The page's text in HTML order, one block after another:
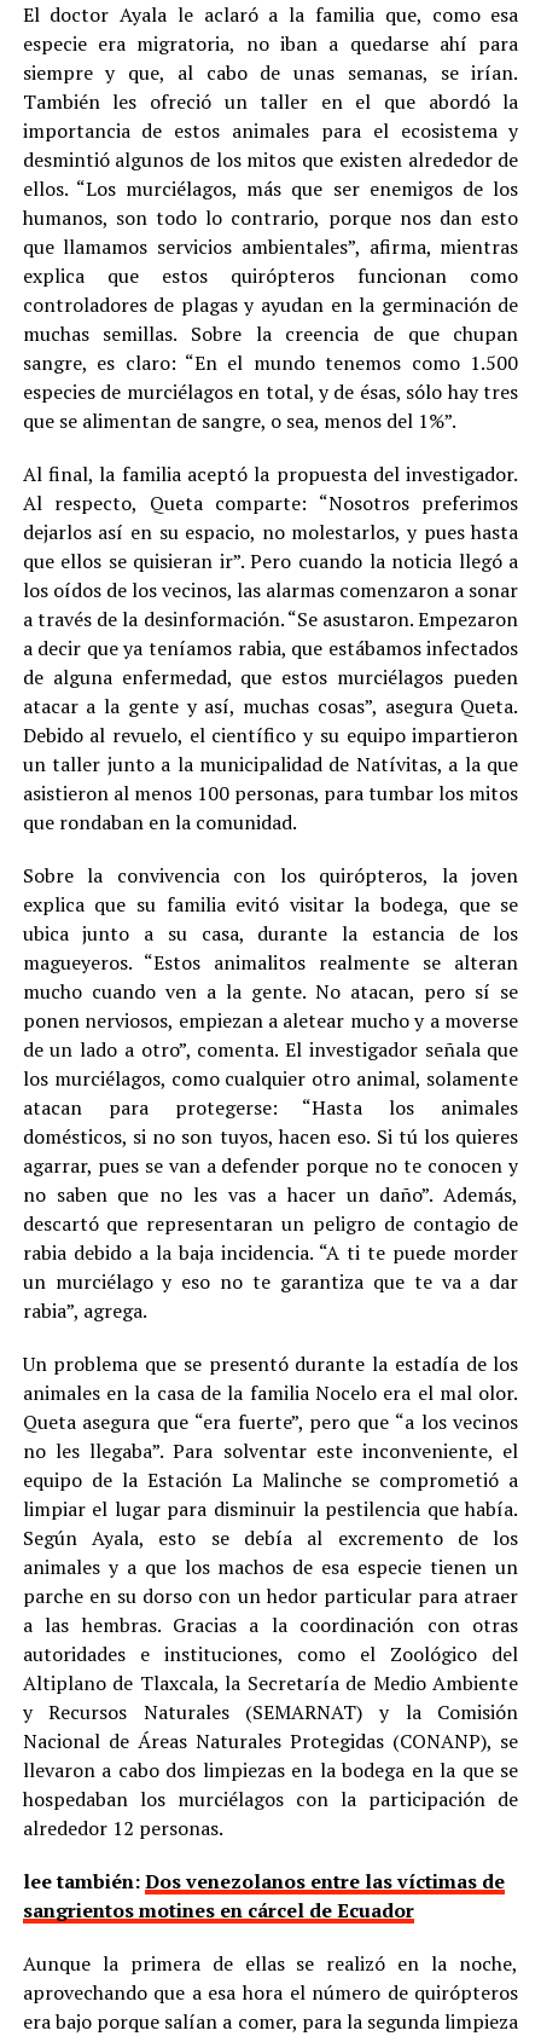
El doctor Ayala le aclaró a la familia que, como esa
especie era migratoria, no iban a quedarse ahí para
siempre y que, al cabo de unas semanas, se irían.
También les ofreció un taller en el que abordó la
importancia de estos animales para el ecosistema y
desmintió algunos de los mitos que existen alrededor de
ellos. “Los murciélagos, más que ser enemigos de los
humanos, son todo lo contrario, porque nos dan esto
que llamamos servicios ambientales”, afirma, mientras
explica que estos quirópteros funcionan como
controladores de plagas y ayudan en la germinación de
muchas semillas. Sobre la creencia de que chupan
sangre, es claro: “En el mundo tenemos como 1.500
especies de murciélagos en total, y de ésas, sólo hay tres
que se alimentan de sangre, o sea, menos del 1%”.
Al final, la familia aceptó la propuesta del investigador.
Al respecto, Queta comparte: “Nosotros preferimos
dejarlos así en su espacio, no molestarlos, y pues hasta
que ellos se quisieran ir”. Pero cuando la noticia llegó a
los oídos de los vecinos, las alarmas comenzaron a sonar
a través de la desinformación. “Se asustaron. Empezaron
a decir que ya teníamos rabia, que estábamos infectados
de alguna enfermedad, que estos murciélagos pueden
atacar a la gente y así, muchas cosas”, asegura Queta.
Debido al revuelo, el científico y su equipo impartieron
un taller junto a la municipalidad de Natívitas, a la que
asistieron al menos 100 personas, para tumbar los mitos
que rondaban en la comunidad.
Sobre la convivencia con los quirópteros, la joven
explica que su familia evitó visitar la bodega, que se
ubica junto a su casa, durante la estancia de los
magueyeros. “Estos animalitos realmente se alteran
mucho cuando ven a la gente. No atacan, pero sí se
ponen nerviosos, empiezan a aletear mucho y a moverse
de un lado a otro”, comenta. El investigador señala que
los murciélagos, como cualquier otro animal, solamente
atacan para protegerse: “Hasta los animales
domésticos, si no son tuyos, hacen eso. Si tú los quieres
agarrar, pues se van a defender porque no te conocen y
no saben que no les vas a hacer un daño”. Además,
descartó que representaran un peligro de contagio de
rabia debido a la baja incidencia. “A ti te puede morder
un murciélago y eso no te garantiza que te va a dar
rabia”, agrega.
Un problema que se presentó durante la estadía de los
animales en la casa de la familia Nocelo era el mal olor.
Queta asegura que “era fuerte”, pero que “a los vecinos
no les llegaba”. Para solventar este inconveniente, el
equipo de la Estación La Malinche se comprometió a
limpiar el lugar para disminuir la pestilencia que había.
Según Ayala, esto se debía al excremento de los
animales y a que los machos de esa especie tienen un
parche en su dorso con un hedor particular para atraer
a las hembras. Gracias a la coordinación con otras
autoridades e instituciones, como el Zoológico del
Altiplano de Tlaxcala, la Secretaría de Medio Ambiente
y Recursos Naturales (SEMARNAT) y la Comisión
Nacional de Áreas Naturales Protegidas (CONANP), se
llevaron a cabo dos limpiezas en la bodega en la que se
hospedaban los murciélagos con la participación de
alrededor 12 personas.
lee también:Dos venezolanos entre las víctimas de
sangrientos motines en cárcel de Ecuador
Aunque la primera de ellas se realizó en la noche,
aprovechando que a esa hora el número de quirópteros
era bajo porque salían a comer, para la segunda limpieza